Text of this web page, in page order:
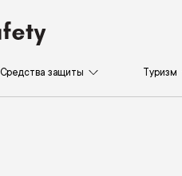
Средства защиты Туризм